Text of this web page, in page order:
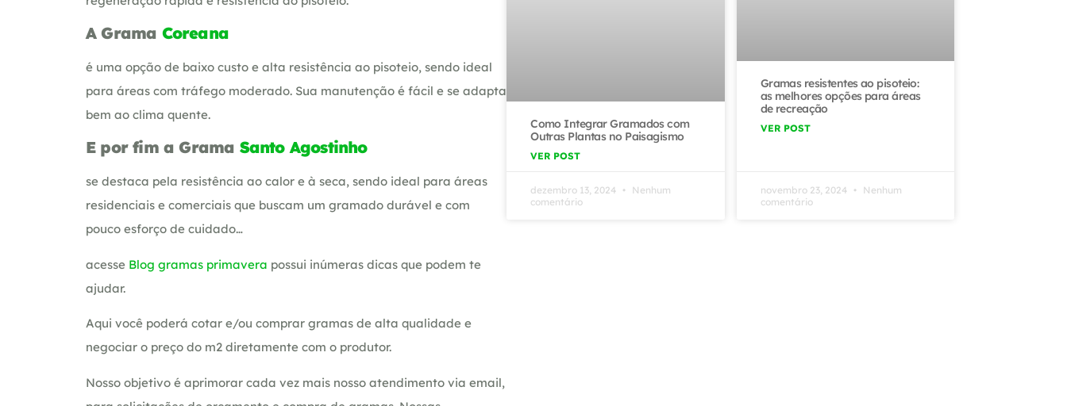
A Grama Coreana
é uma opção de baixo custo e alta resistência ao pisoteio, sendo ideal
para áreas com tráfego moderado. Sua manutenção é fácil e se adapta
bem ao clima quente.
E por fim a Grama Santo Agostinho
se destaca pela resistência ao calor e à seca, sendo ideal para áreas
residenciais e comerciais que buscam um gramado durável e com
pouco esforço de cuidado…
acesse Blog gramas primavera possui inúmeras dicas que podem te
ajudar.
Aqui você poderá cotar e/ou comprar gramas de alta qualidade e
negociar o preço do m2 diretamente com o produtor.
Nosso objetivo é aprimorar cada vez mais nosso atendimento via email,
Como Integrar Gramados com
Outras Plantas no Paisagismo
VER POST
dezembro 13, 2024
Nenhum
comentário
Gramas resistentes ao pisoteio:
as melhores opções para áreas
de recreação
VER POST
novembro 23, 2024
Nenhum
comentário